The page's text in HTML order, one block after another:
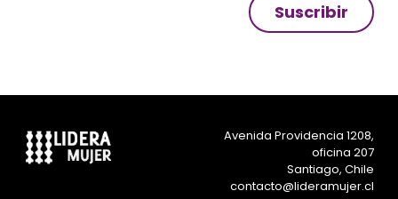
Suscribir
Avenida Providencia 1208,
oficina 207
Santiago, Chile
contacto@lideramujer.cl